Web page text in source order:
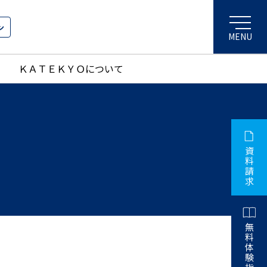
ＫＡＴＥＫＹＯについて
資
料
請
求
無
料
体
験